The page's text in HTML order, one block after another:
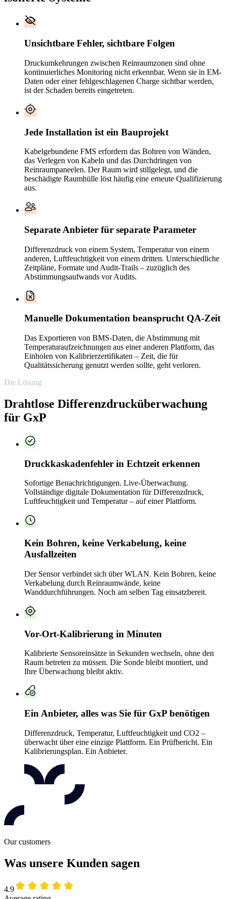
Unsichtbare Fehler, sichtbare Folgen
Druckumkehrungen zwischen Reinraumzonen sind ohne
kontinuierliches Monitoring nicht erkennbar. Wenn sie in EM-
Daten oder einer fehlgeschlagenen Charge sichtbar werden,
ist der Schaden bereits eingetreten.
Jede Installation ist ein Bauprojekt
Kabelgebundene FMS erfordern das Bohren von Wänden,
das Verlegen von Kabeln und das Durchdringen von
Reinraumpaneelen. Der Raum wird stillgelegt, und die
beschädigte Raumhülle löst häufig eine erneute Qualifizierung
aus.
Separate Anbieter für separate Parameter
Differenzdruck von einem System, Temperatur von einem
anderen, Luftfeuchtigkeit von einem dritten. Unterschiedliche
Zeitpläne, Formate und Audit-Trails – zuzüglich des
Abstimmungsaufwands vor Audits.
Manuelle Dokumentation beansprucht QA-Zeit
Das Exportieren von BMS-Daten, die Abstimmung mit
Temperaturaufzeichnungen aus einer anderen Plattform, das
Einholen von Kalibrierzertifikaten – Zeit, die für
Qualitätssicherung genutzt werden sollte, geht verloren.
Die Lösung
Drahtlose Differenzdrucküberwachung
für GxP
Druckkaskadenfehler in Echtzeit erkennen
Sofortige Benachrichtigungen. Live-Überwachung.
Vollständige digitale Dokumentation für Differenzdruck,
Luftfeuchtigkeit und Temperatur – auf einer Plattform.
Kein Bohren, keine Verkabelung, keine
Ausfallzeiten
Der Sensor verbindet sich über WLAN. Kein Bohren, keine
Verkabelung durch Reinraumwände, keine
Wanddurchführungen. Noch am selben Tag einsatzbereit.
Vor-Ort-Kalibrierung in Minuten
Kalibrierte Sensoreinsätze in Sekunden wechseln, ohne den
Raum betreten zu müssen. Die Sonde bleibt montiert, und
Ihre Überwachung bleibt aktiv.
Ein Anbieter, alles was Sie für GxP benötigen
Differenzdruck, Temperatur, Luftfeuchtigkeit und CO2 –
überwacht über eine einzige Plattform. Ein Prüfbericht. Ein
Kalibrierungsplan. Ein Anbieter.
Our customers
Was unsere Kunden sagen
4.9